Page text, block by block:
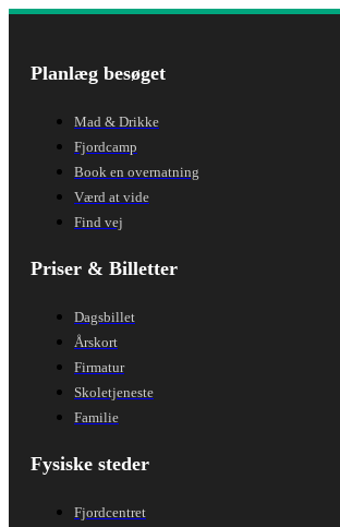
Planlæg besøget
Mad & Drikke
Fjordcamp
Book en overnatning
Værd at vide
Find vej
Priser & Billetter
Dagsbillet
Årskort
Firmatur
Skoletjeneste
Familie
Fysiske steder
Fjordcentret